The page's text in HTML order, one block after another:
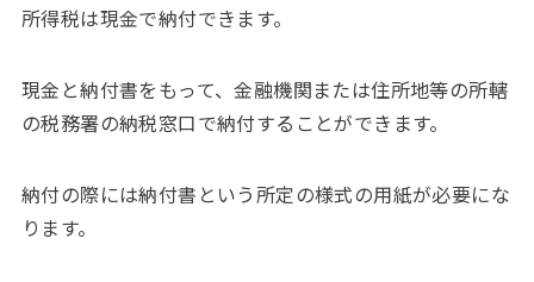
所得税は現金で納付できます。
現金と納付書をもって、金融機関または住所地等の所轄
の税務署の納税窓口で納付することができます。
納付の際には納付書という所定の様式の用紙が必要にな
ります。